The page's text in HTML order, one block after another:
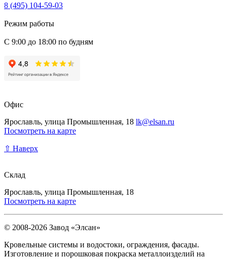
8 (495) 104-59-03
Режим работы
С 9:00 до 18:00 по будням
Офис
Ярославль, улица Промышленная, 18 lk@elsan.ru
Посмотреть на карте
⇧ Наверх
Склад
Ярославль, улица Промышленная, 18
Посмотреть на карте
© 2008-2026 Завод «Элсан»
Кровельные системы и водостоки, ограждения, фасады.
Изготовление и порошковая покраска металлоизделий на